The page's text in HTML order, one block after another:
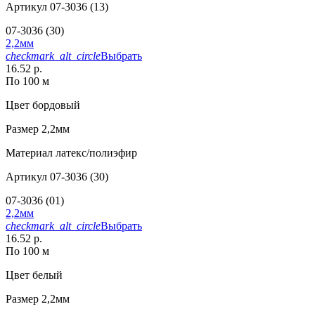
Артикул 07-3036 (13)
07-3036 (30)
2,2мм
checkmark_alt_circleВыбрать
16.52 р.
По 100 м
Цвет бордовый
Размер 2,2мм
Материал латекс/полиэфир
Артикул 07-3036 (30)
07-3036 (01)
2,2мм
checkmark_alt_circleВыбрать
16.52 р.
По 100 м
Цвет белый
Размер 2,2мм